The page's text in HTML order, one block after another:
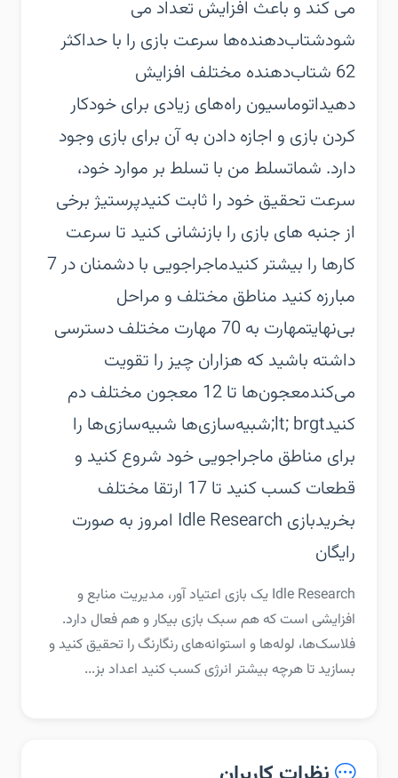
می کند و باعث افزایش تعداد می
شود‏شتاب‌دهنده‌ها سرعت بازی را با حداکثر
62 شتاب‌دهنده مختلف افزایش
دهید‏اتوماسیون راه‌های زیادی برای خودکار
کردن بازی و اجازه دادن به آن برای بازی وجود
دارد. شما‏تسلط من با تسلط بر موارد خود،
سرعت تحقیق خود را ثابت کنید‏پرستیژ برخی
از جنبه های بازی را بازنشانی کنید تا سرعت
کارها را بیشتر کنید‏ماجراجویی با دشمنان در 7
مبارزه کنید مناطق مختلف و مراحل
بی‌نهایت‏مهارت به 70 مهارت مختلف دسترسی
داشته باشید که هزاران چیز را تقویت
می‌کند‏معجون‌ها تا 12 معجون مختلف دم
کنیدlt; brgt;شبیه‌سازی‌ها شبیه‌سازی‌ها را
برای مناطق ماجراجویی خود شروع کنید و
قطعات کسب کنید تا 17 ارتقا مختلف
بخرید‏بازی Idle Research امروز به صورت
رایگان
‏‏Idle Research یک بازی اعتیاد آور، مدیریت منابع و
افزایشی است که هم سبک بازی بیکار و هم فعال دارد.
فلاسک‌ها، لوله‌ها و استوانه‌های رنگارنگ را تحقیق کنید و
بسازید تا هرچه بیشتر انرژی کسب کنید اعداد بز...